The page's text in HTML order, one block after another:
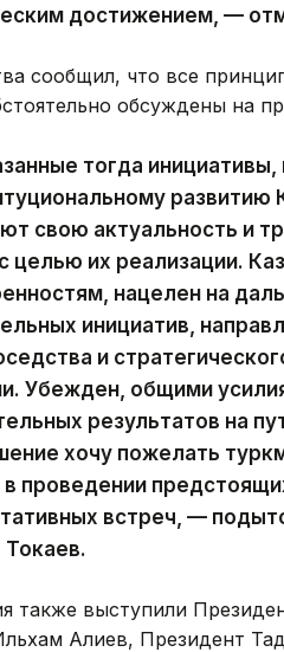
достижением, —
сообщил, что все
обсуждены на
тогда инициативы,
развитию
свою актуальность и
целью их реализации.
нацелен на
инициатив,
и
Убежден, общими
результатов на
хочу пожелать
в проведении
встреч, —
также выступили
Алиев, Президент